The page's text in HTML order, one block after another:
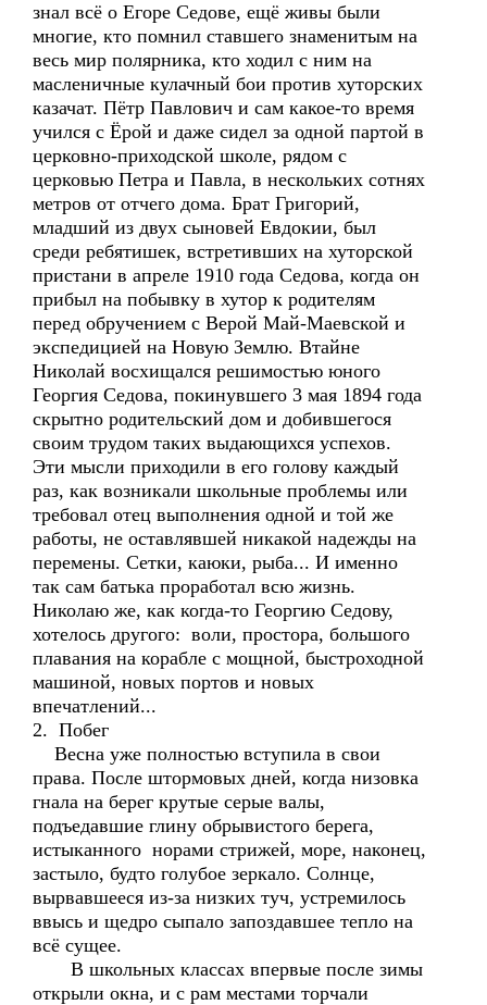
знал всё о Егоре Седове, ещё живы были
многие, кто помнил ставшего знаменитым на
весь мир полярника, кто ходил с ним на
масленичные кулачный бои против хуторских
казачат. Пётр Павлович и сам какое-то время
учился с Ёрой и даже сидел за одной партой в
церковно-приходской школе, рядом с
церковью Петра и Павла, в нескольких сотнях
метров от отчего дома. Брат Григорий,
младший из двух сыновей Евдокии, был
среди ребятишек, встретивших на хуторской
пристани в апреле 1910 года Седова, когда он
прибыл на побывку в хутор к родителям
перед обручением с Верой Май-Маевской и
экспедицией на Новую Землю. Втайне
Николай восхищался решимостью юного
Георгия Седова, покинувшего 3 мая 1894 года
скрытно родительский дом и добившегося
своим трудом таких выдающихся успехов.
Эти мысли приходили в его голову каждый
раз, как возникали школьные проблемы или
требовал отец выполнения одной и той же
работы, не оставлявшей никакой надежды на
перемены. Сетки, каюки, рыба... И именно
так сам батька проработал всю жизнь.
Николаю же, как когда-то Георгию Седову,
хотелось другого: воли, простора, большого
плавания на корабле с мощной, быстроходной
машиной, новых портов и новых
впечатлений...
2. Побег
Весна уже полностью вступила в свои
права. После штормовых дней, когда низовка
гнала на берег крутые серые валы,
подъедавшие глину обрывистого берега,
истыканного норами стрижей, море, наконец,
застыло, будто голубое зеркало. Солнце,
вырвавшееся из-за низких туч, устремилось
ввысь и щедро сыпало запоздавшее тепло на
всё сущее.
В школьных классах впервые после зимы
открыли окна, и с рам местами торчали